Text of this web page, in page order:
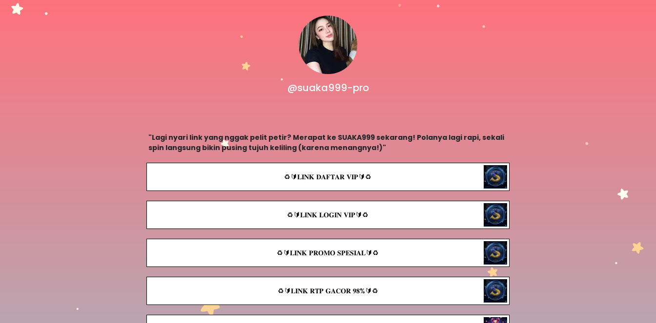
@suaka999-pro
"Lagi nyari link yang nggak pelit petir? Merapat ke SUAKA999 sekarang! Polanya lagi rapi, sekali
spin langsung bikin pusing tujuh keliling (karena menangnya!)"
♻️🔰𝐋𝐈𝐍𝐊 𝐃𝐀𝐅𝐓𝐀𝐑 𝐕𝐈𝐏🔰♻️
♻️🔰𝐋𝐈𝐍𝐊 𝐋𝐎𝐆𝐈𝐍 𝐕𝐈𝐏🔰♻️
♻️🔰𝐋𝐈𝐍𝐊 𝐏𝐑𝐎𝐌𝐎 𝐒𝐏𝐄𝐒𝐈𝐀𝐋🔰♻️
♻️🔰𝐋𝐈𝐍𝐊 𝐑𝐓𝐏 𝐆𝐀𝐂𝐎𝐑 𝟗𝟖%🔰♻️